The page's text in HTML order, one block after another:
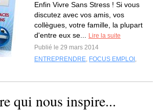
Enfin Vivre Sans Stress ! Si vous
discutez avec vos amis, vos
collègues, votre famille, la plupart
d'entre eux se...
Lire la suite
Publié le 29 mars 2014
ENTREPRENDRE, FOCUS EMPLOI ,
qui nous inspire...